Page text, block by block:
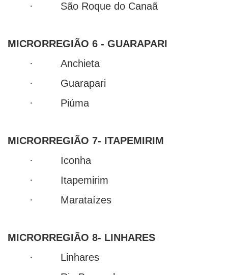
· São Roque do Canaã
MICRORREGIÃO 6 - GUARAPARI
· Anchieta
· Guarapari
· Piúma
MICRORREGIÃO 7- ITAPEMIRIM
· Iconha
· Itapemirim
· Marataízes
MICRORREGIÃO 8- LINHARES
· Linhares